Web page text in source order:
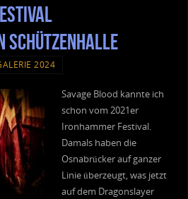
Schützenhalle
2024
Savage Blood kannte ich
schon vom 2021er
Ironhammer Festival.
Damals haben die
Osnabrücker auf ganzer
Linie überzeugt, was jetzt
auf dem Dragonslayer